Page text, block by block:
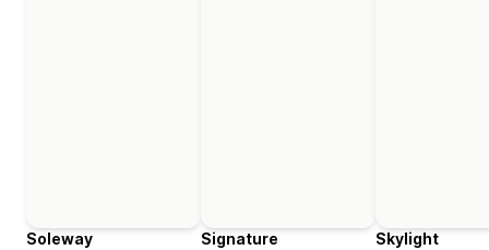
Soleway
Signature
Skylight